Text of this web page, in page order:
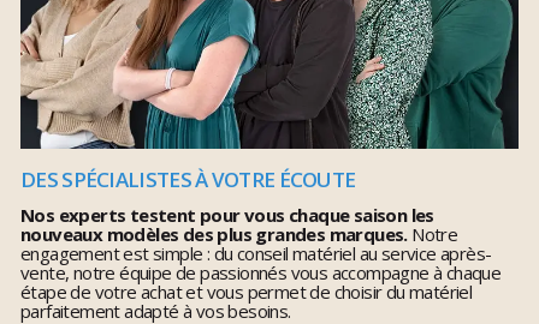
DES SPÉCIALISTES À VOTRE ÉCOUTE
Nos experts testent pour vous chaque saison les
nouveaux modèles des plus grandes marques.Notre
engagement est simple : du conseil matériel au service après-
vente, notre équipe de passionnés vous accompagne à chaque
étape de votre achat et vous permet de choisir du matériel
parfaitement adapté à vos besoins.